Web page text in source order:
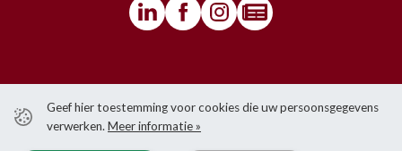
Geef hier toestemming voor cookies die uw persoonsgegevens
verwerken. Meer informatie »
gelden copyrights.
Het is niet toegestaan om iets over te nemen van de website zonder